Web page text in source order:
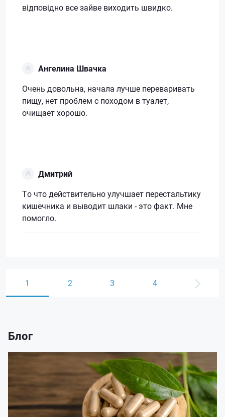
відповідно все зайве виходить швидко.
Ангелина Швачка
Очень довольна, начала лучше переваривать
пищу, нет проблем с походом в туалет,
очищает хорошо.
Дмитрий
То что действительно улучшает перестальтику
кишечника и выводит шлаки - это факт. Мне
помогло.
1 2 3 4
Блог